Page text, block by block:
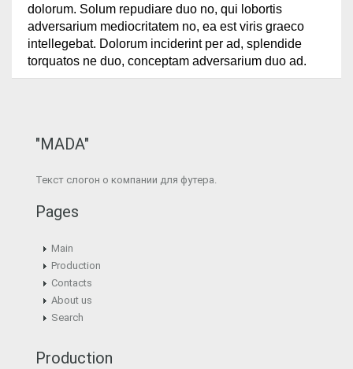
dolorum. Solum repudiare duo no, qui lobortis
adversarium mediocritatem no, ea est viris graeco
intellegebat. Dolorum inciderint per ad, splendide
torquatos ne duo, conceptam adversarium duo ad.
"MADA"
Текст слогон о компании для футера.
Pages
Main
Production
Contacts
About us
Search
Production